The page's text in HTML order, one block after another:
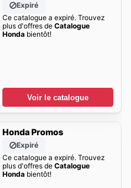
Expiré
Ce catalogue a expiré. Trouvez
plus d'offres de Catalogue
Hondabientôt!
Voir le catalogue
Honda Promos
Expiré
Ce catalogue a expiré. Trouvez
plus d'offres de Catalogue
Hondabientôt!